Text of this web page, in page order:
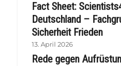
Fact Sheet:
Deutschland –
Sicherheit Frieden
13. April 2026
Rede gegen